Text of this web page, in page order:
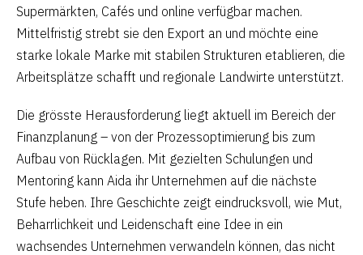
Supermärkten, Cafés und online verfügbar machen.
Mittelfristig strebt sie den Export an und möchte eine
starke lokale Marke mit stabilen Strukturen etablieren, die
Arbeitsplätze schafft und regionale Landwirte unterstützt.
Die grösste Herausforderung liegt aktuell im Bereich der
Finanzplanung – von der Prozessoptimierung bis zum
Aufbau von Rücklagen. Mit gezielten Schulungen und
Mentoring kann Aida ihr Unternehmen auf die nächste
Stufe heben. Ihre Geschichte zeigt eindrucksvoll, wie Mut,
Beharrlichkeit und Leidenschaft eine Idee in ein
wachsendes Unternehmen verwandeln können, das nicht